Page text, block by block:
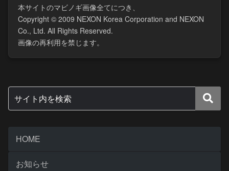
本サイトのマビノギ画像全てにつき、
Copyright © 2009 NEXON Korea Corporation and NEXON
Co., Ltd. All Rights Reserved.
画像の再利用を禁じます。
HOME
お知らせ